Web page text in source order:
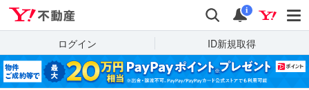
検索 通知
i
ログイン ID新規取得